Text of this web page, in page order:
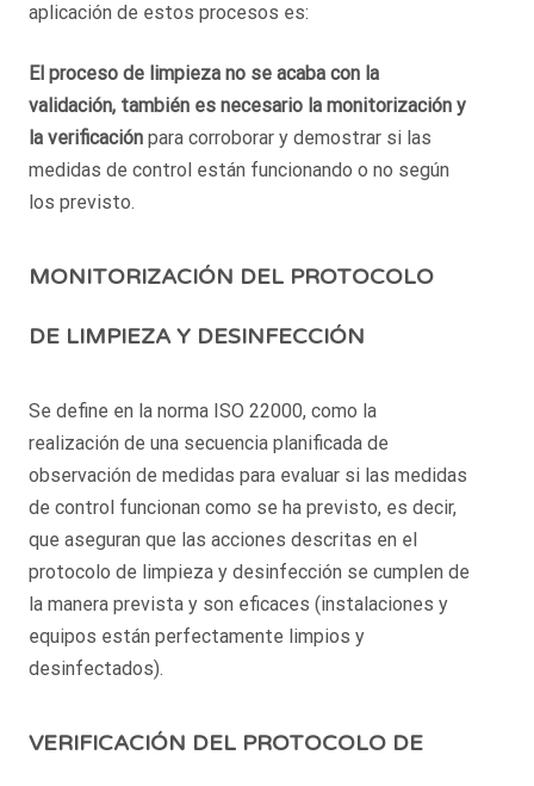
aplicación de estos procesos es:
El proceso de limpieza no se acaba con la
validación, también es necesario la monitorización y
la verificación para corroborar y demostrar si las
medidas de control están funcionando o no según
los previsto.
MONITORIZACIÓN DEL PROTOCOLO
DE LIMPIEZA Y DESINFECCIÓN
Se define en la norma ISO 22000, como la
realización de una secuencia planificada de
observación de medidas para evaluar si las medidas
de control funcionan como se ha previsto, es decir,
que aseguran que las acciones descritas en el
protocolo de limpieza y desinfección se cumplen de
la manera prevista y son eficaces (instalaciones y
equipos están perfectamente limpios y
desinfectados).
VERIFICACIÓN DEL PROTOCOLO DE